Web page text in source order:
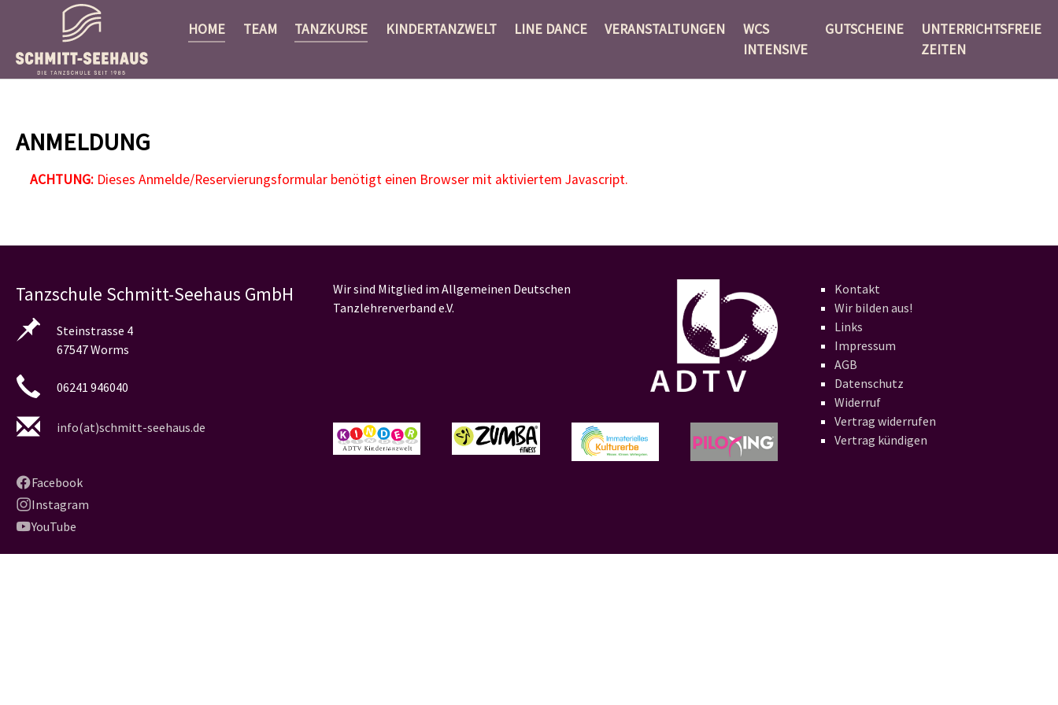
HOME TEAM TANZKURSE KINDERTANZWELT LINE DANCE VERANSTALTUNGEN
WCS
INTENSIVE
GUTSCHEINE
UNTERRICHTSFREIE
ZEITEN
ANMELDUNG
ACHTUNG:Dieses Anmelde/Reservierungsformular benötigt einen Browser mit aktiviertem Javascript.
Tanzschule Schmitt-Seehaus GmbH
Steinstrasse 4
67547 Worms
06241 946040
info(at)schmitt-seehaus.de
Facebook
Instagram
YouTube
Wir sind Mitglied im Allgemeinen Deutschen
Tanzlehrerverband e.V.
Kontakt
Wir bilden aus!
Links
Impressum
AGB
Datenschutz
Widerruf
Vertrag widerrufen
Vertrag kündigen